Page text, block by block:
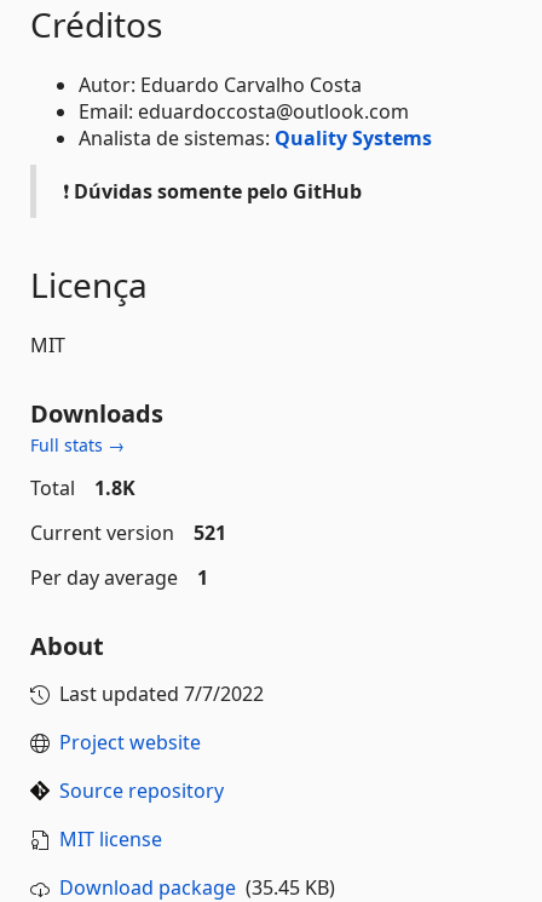
Créditos
Autor: Eduardo Carvalho Costa
Email: eduardoccosta@outlook.com
Analista de sistemas: Quality Systems
❗ Dúvidas somente pelo GitHub
Licença
MIT
Downloads
Full stats →
Total
1.8K
Current version
521
Per day average
1
About
Last updated 7/7/2022
Project website
Source repository
MIT license
Download package (35.45 KB)